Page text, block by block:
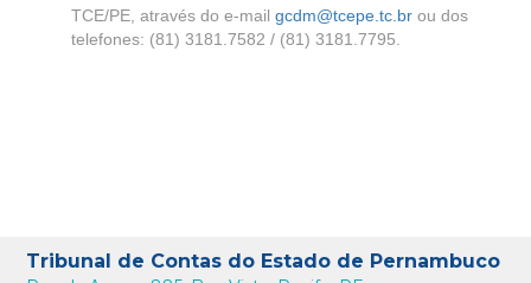
Tribunal de Contas do Estado de Pernambuco